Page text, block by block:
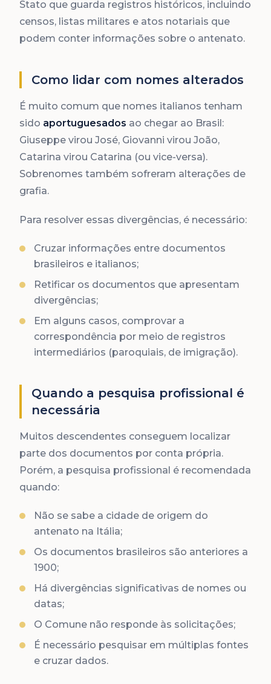
Stato que guarda registros históricos, incluindo
censos, listas militares e atos notariais que
podem conter informações sobre o antenato.
Como lidar com nomes alterados
É muito comum que nomes italianos tenham
sido aportuguesados ao chegar ao Brasil:
Giuseppe virou José, Giovanni virou João,
Catarina virou Catarina (ou vice-versa).
Sobrenomes também sofreram alterações de
grafia.
Para resolver essas divergências, é necessário:
Cruzar informações entre documentos
brasileiros e italianos;
Retificar os documentos que apresentam
divergências;
Em alguns casos, comprovar a
correspondência por meio de registros
intermediários (paroquiais, de imigração).
Quando a pesquisa profissional é
necessária
Muitos descendentes conseguem localizar
parte dos documentos por conta própria.
Porém, a pesquisa profissional é recomendada
quando:
Não se sabe a cidade de origem do
antenato na Itália;
Os documentos brasileiros são anteriores a
1900;
Há divergências significativas de nomes ou
datas;
O Comune não responde às solicitações;
É necessário pesquisar em múltiplas fontes
e cruzar dados.